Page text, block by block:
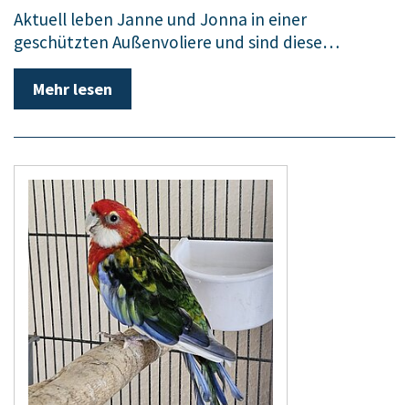
Aktuell leben Janne und Jonna in einer
geschützten Außenvoliere und sind diese…
Mehr lesen